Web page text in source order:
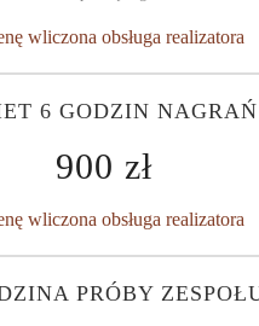
wliczona obsługa realizatora
6 GODZIN NAGRAŃ
900 zł
wliczona obsługa realizatora
PRÓBY